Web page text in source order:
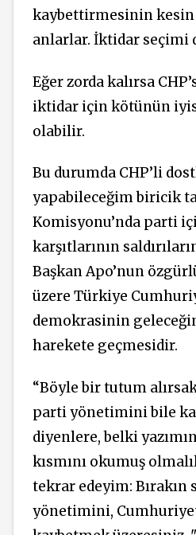
kaybettirmesinin kesin
anlarlar. İktidar seçimi
Eğer zorda kalırsa
iktidar için kötünün
olabilir.
Bu durumda CHP’li
yapabileceğim biricik
Komisyonu’nda parti
karşıtlarının
Başkan Apo’nun
üzere Türkiye
demokrasinin
harekete geçmesidir.
“Böyle bir tutum
parti yönetimini bile
diyenlere, belki
kısmını okumuş
tekrar edeyim:
yönetimini,